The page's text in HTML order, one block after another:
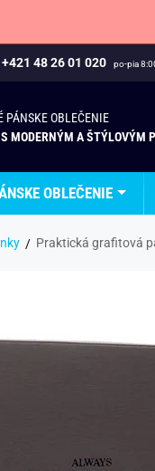
+421 48 26 01 020 po-pia
PÁNSKE OBLEČENIE
MODERNÝM A ŠTÝLOVÝM
OBLEČENIE
Praktická grafitová